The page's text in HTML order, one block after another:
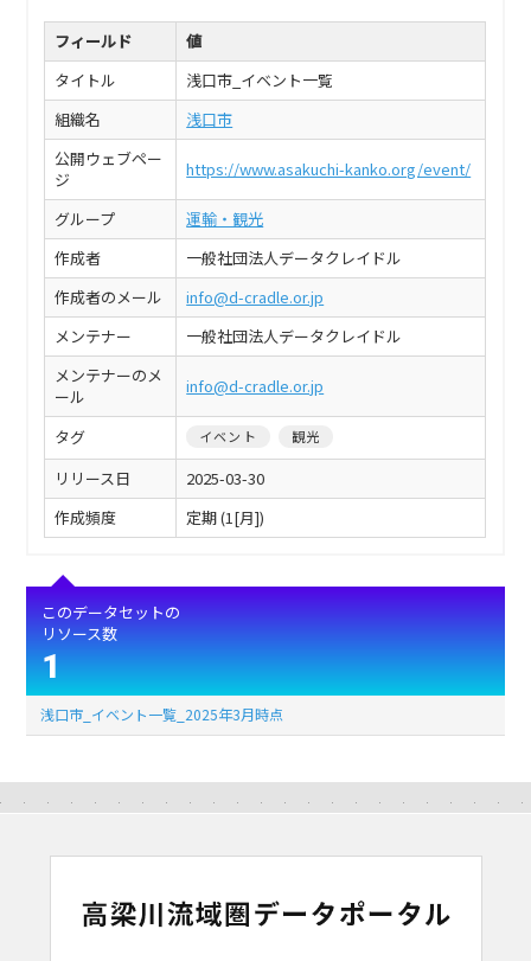
フィールド
値
タイトル
浅口市_イベント一覧
組織名
浅口市
公開ウェブペー
ジ
https://www.asakuchi-kanko.org/event/
グループ
運輸・観光
作成者
一般社団法人データクレイドル
作成者のメール
info@d-cradle.or.jp
メンテナー
一般社団法人データクレイドル
メンテナーのメ
ール
info@d-cradle.or.jp
タグ イベント 観光
リリース日
2025-03-30
作成頻度
定期 (1[月])
このデータセットの
リソース数
1
浅口市_イベント一覧_2025年3月時点